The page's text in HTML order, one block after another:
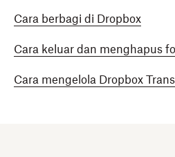
Cara berbagi di Dropbox
Cara keluar dan menghapus
Cara mengelola Dropbox